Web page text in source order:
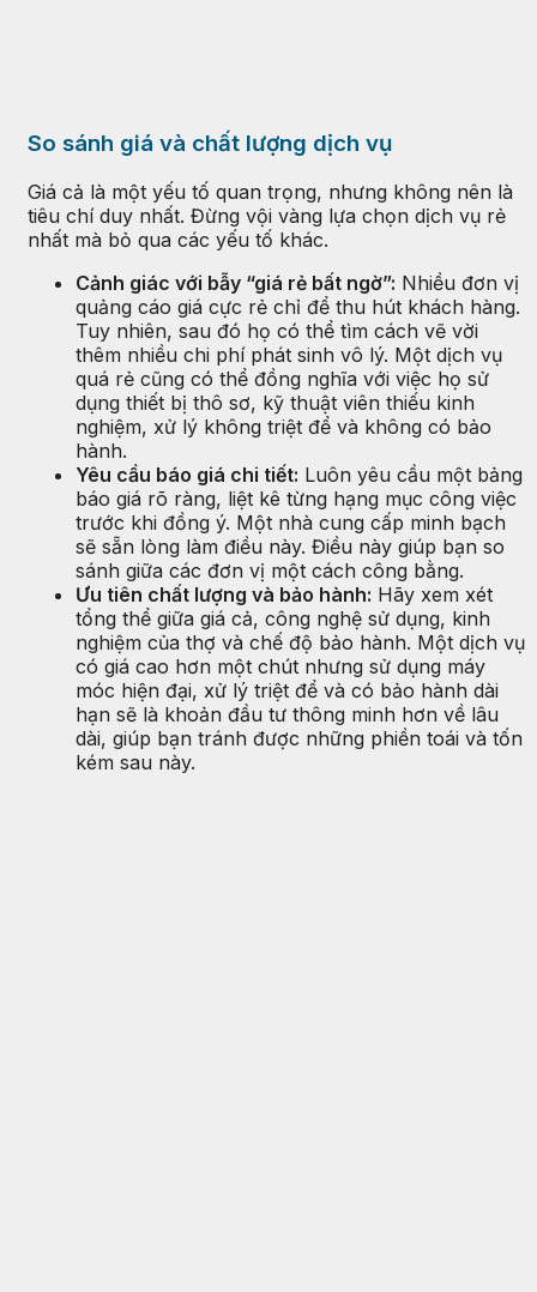
So sánh giá và chất lượng dịch vụ
Giá cả là một yếu tố quan trọng, nhưng không nên là
tiêu chí duy nhất. Đừng vội vàng lựa chọn dịch vụ rẻ
nhất mà bỏ qua các yếu tố khác.
Cảnh giác với bẫy “giá rẻ bất ngờ”: Nhiều đơn vị
quảng cáo giá cực rẻ chỉ để thu hút khách hàng.
Tuy nhiên, sau đó họ có thể tìm cách vẽ vời
thêm nhiều chi phí phát sinh vô lý. Một dịch vụ
quá rẻ cũng có thể đồng nghĩa với việc họ sử
dụng thiết bị thô sơ, kỹ thuật viên thiếu kinh
nghiệm, xử lý không triệt để và không có bảo
hành.
Yêu cầu báo giá chi tiết: Luôn yêu cầu một bảng
báo giá rõ ràng, liệt kê từng hạng mục công việc
trước khi đồng ý. Một nhà cung cấp minh bạch
sẽ sẵn lòng làm điều này. Điều này giúp bạn so
sánh giữa các đơn vị một cách công bằng.
Ưu tiên chất lượng và bảo hành: Hãy xem xét
tổng thể giữa giá cả, công nghệ sử dụng, kinh
nghiệm của thợ và chế độ bảo hành. Một dịch vụ
có giá cao hơn một chút nhưng sử dụng máy
móc hiện đại, xử lý triệt để và có bảo hành dài
hạn sẽ là khoản đầu tư thông minh hơn về lâu
dài, giúp bạn tránh được những phiền toái và tốn
kém sau này.